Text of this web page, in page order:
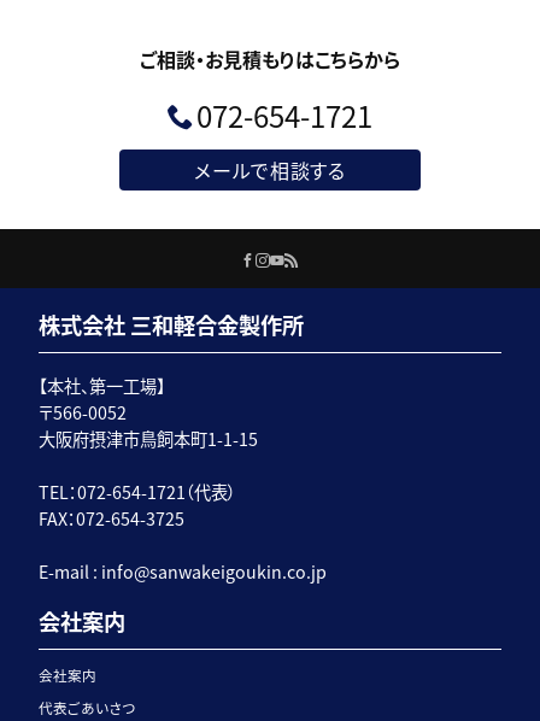
ご相談・お見積もりはこちらから
072-654-1721
メールで相談する
株式会社 三和軽合金製作所
【本社、第一工場】
〒566-0052
大阪府摂津市鳥飼本町1-1-15
TEL：072-654-1721（代表）
FAX：072-654-3725
E-mail : info@sanwakeigoukin.co.jp
会社案内
会社案内
代表ごあいさつ